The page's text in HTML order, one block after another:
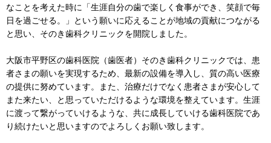
なことを考えた時に「生涯自分の歯で楽しく食事ができ、笑顔で毎
日を過ごせる。」という願いに応えることが地域の貢献につながる
と思い、そのき歯科クリニックを開院しました。
大阪市平野区の歯科医院（歯医者）そのき歯科クリニックでは、患
者さまの願いを実現するため、最新の設備を導入し、質の高い医療
の提供に努めています。また、治療だけでなく患者さまが安心して
また来たい、と思っていただけるような環境を整えています。生涯
に渡って繋がっていけるような、共に成長していける歯科医院であ
り続けたいと思いますのでよろしくお願い致します。